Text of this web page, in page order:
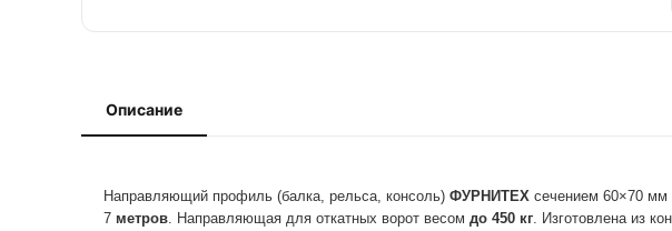
Описание
Направляющий профиль (балка, рельса, консоль) ФУРНИТЕХ сечением 60×70 мм
7 метров. Направляющая для откатных ворот весом до 450 кг. Изготовлена из